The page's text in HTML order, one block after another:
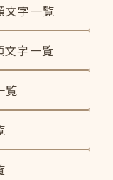
文字一覧
文字一覧
覧